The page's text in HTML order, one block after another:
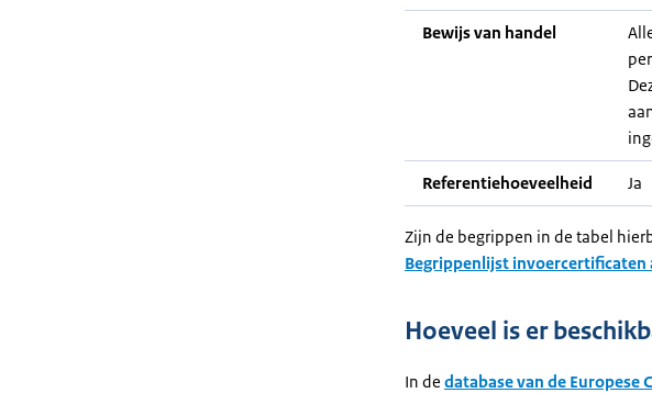
Bewijs van handel
Referentiehoeveelheid Ja
Zijn de begrippen in de tabel
Begrippenlijst invoercertificaten
Hoeveel is er
In de database van de Europese